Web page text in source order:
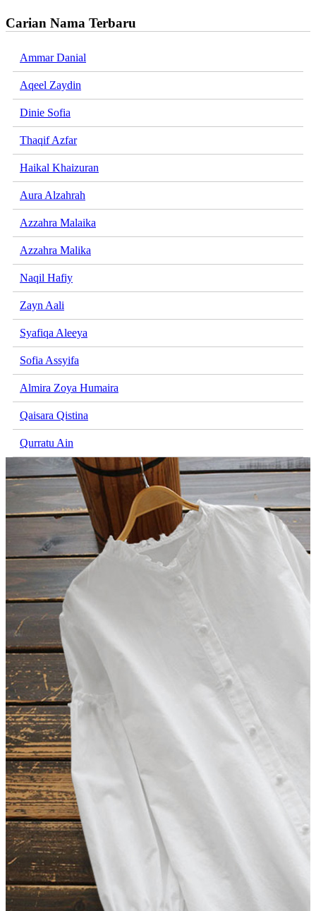
Carian Nama Terbaru
Ammar Danial
Aqeel Zaydin
Dinie Sofia
Thaqif Azfar
Haikal Khaizuran
Aura Alzahrah
Azzahra Malaika
Azzahra Malika
Naqil Hafiy
Zayn Aali
Syafiqa Aleeya
Sofia Assyifa
Almira Zoya Humaira
Qaisara Qistina
Qurratu Ain